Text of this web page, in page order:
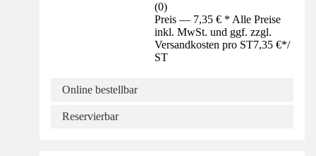
(0)
Preis — 7,35 € * Alle Preise
inkl. MwSt. und ggf. zzgl.
Versandkosten pro ST7,35 €*/
ST
Online bestellbar
Reservierbar